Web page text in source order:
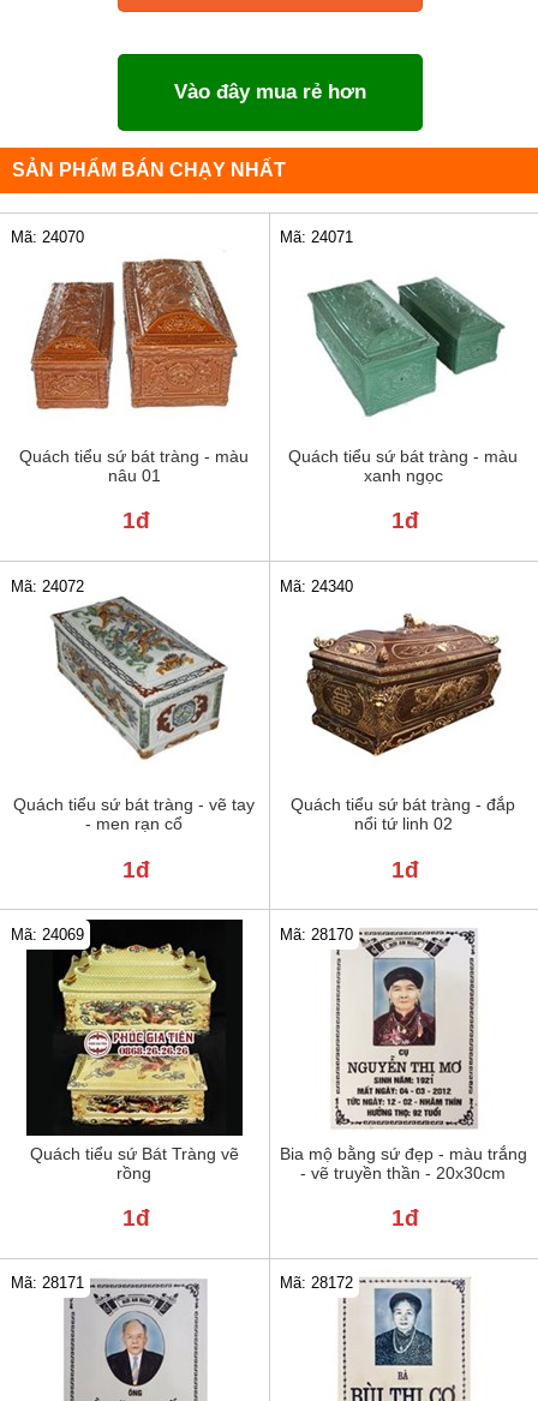
Vào đây mua rẻ hơn
SẢN PHẨM BÁN CHẠY NHẤT
Quách tiểu sứ bát tràng - màu
nâu 01
Mã: 24070
1đ
Quách tiểu sứ bát tràng - màu
xanh ngọc
Mã: 24071
1đ
Quách tiểu sứ bát tràng - vẽ tay
- men rạn cổ
Mã: 24072
1đ
Quách tiểu sứ bát tràng - đắp
nổi tứ linh 02
Mã: 24340
1đ
Quách tiểu sứ Bát Tràng vẽ
rồng
Mã: 24069
1đ
Bia mộ bằng sứ đẹp - màu trắng
- vẽ truyền thần - 20x30cm
Mã: 28170
1đ
Mã: 28171 Mã: 28172